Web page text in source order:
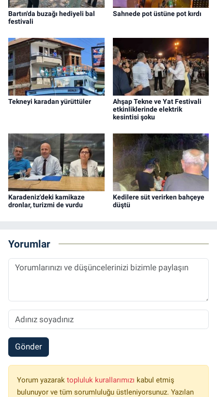
Bartın'da buzağı hediyeli bal
festivali
Sahnede pot üstüne pot kırdı
Tekneyi karadan yürüttüler
Ahşap Tekne ve Yat Festivali
etkinliklerinde elektrik
kesintisi şoku
Karadeniz'deki kamikaze
dronlar, turizmi de vurdu
Kedilere süt verirken bahçeye
düştü
Yorumlar
Gönder
Yorum yazarak topluluk kurallarımızı kabul etmiş
bulunuyor ve tüm sorumluluğu üstleniyorsunuz. Yazılan